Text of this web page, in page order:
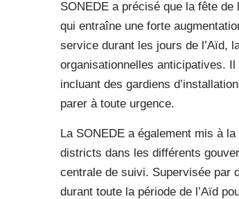
SONEDE a précisé que la fête
qui entraîne une forte
service durant les jours de l’Aïd,
organisationnelles anticipatives.
incluant des gardiens
parer à toute urgence.
La SONEDE a également mis à
districts dans les différents
centrale de suivi. Supervisée par
durant toute la période de l’Aïd